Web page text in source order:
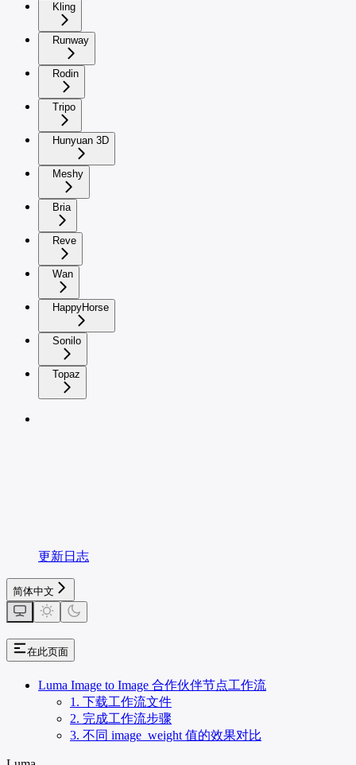
Kling
Runway
Rodin
Tripo
Hunyuan 3D
Meshy
Bria
Reve
Wan
HappyHorse
Sonilo
Topaz
更新日志
简体中文
在此页面
Luma Image to Image 合作伙伴节点工作流
1. 下载工作流文件
2. 完成工作流步骤
3. 不同 image_weight 值的效果对比